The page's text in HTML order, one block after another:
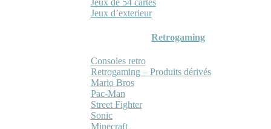
Jeux de 54 cartes
Jeux d’exterieur
Retrogaming
Consoles retro
Retrogaming – Produits dérivés
Mario Bros
Pac-Man
Street Fighter
Sonic
Minecraft